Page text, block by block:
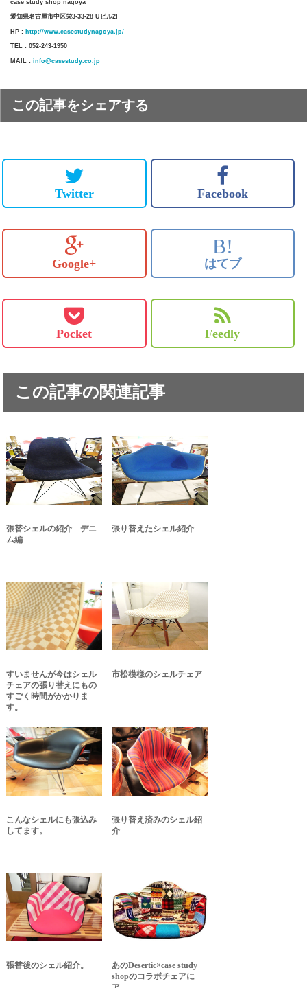
case study shop nagoya
愛知県名古屋市中区栄3-33-28 Uビル2F
HP : http://www.casestudynagoya.jp/
TEL : 052-243-1950
MAIL : info@casestudy.co.jp
この記事をシェアする
Twitter Facebook
Google+
B!
はてブ
Pocket Feedly
この記事の関連記事
張替シェルの紹介 デニ
ム編
張り替えたシェル紹介
すいませんが今はシェル
チェアの張り替えにもの
すごく時間がかかりま
す。
市松模様のシェルチェア
こんなシェルにも張込み
してます。
張り替え済みのシェル紹
介
張替後のシェル紹介。
あのDesertic×case study
shopのコラボチェアに